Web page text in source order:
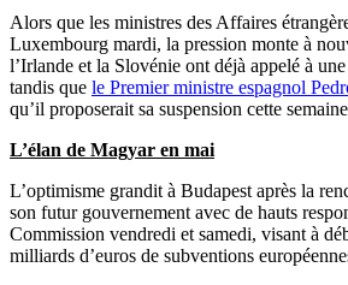
Alors que les ministres des Affaires
Luxembourg mardi, la pression monte à
l’Irlande et la Slovénie ont déjà appelé à
tandis que le Premier ministre espagnol
qu’il proposerait sa suspension cette
L’élan de Magyar en mai
L’optimisme grandit à Budapest après la
son futur gouvernement avec de hauts
Commission vendredi et samedi, visant à
milliards d’euros de subventions